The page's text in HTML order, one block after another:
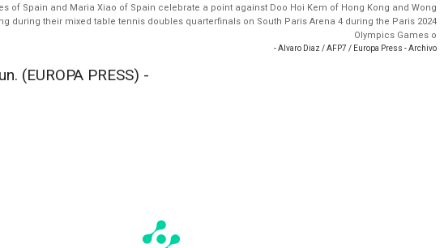
of Spain and Maria Xiao of Spain celebrate a point against Doo Hoi Kem of Hong Kong and Wong
during their mixed table tennis doubles quarterfinals on South Paris Arena 4 during the Paris 2024
Olympics Games o
- Alvaro Diaz / AFP7 / Europa Press - Archivo
(EUROPA PRESS) -